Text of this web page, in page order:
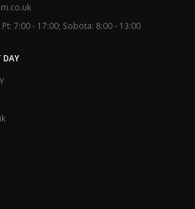
Pt: 7:00 - 17:00; Sobota: 8:00 - 13:00
DAY